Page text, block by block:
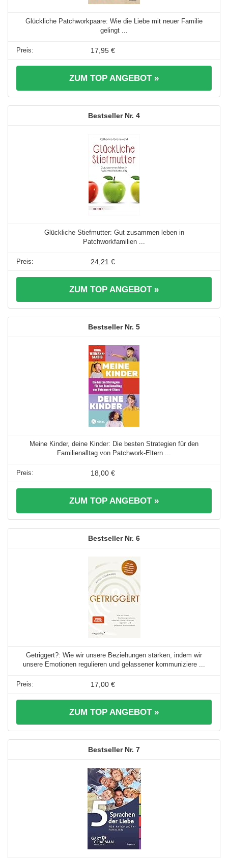
Glückliche Patchworkpaare: Wie die Liebe mit neuer Familie
gelingt ...
17,95 €
ZUM TOP ANGEBOT »
4
Glückliche Stiefmutter: Gut zusammen leben in
Patchworkfamilien ...
24,21 €
ZUM TOP ANGEBOT »
5
Meine Kinder, deine Kinder: Die besten Strategien für den
Familienalltag von Patchwork-Eltern ...
18,00 €
ZUM TOP ANGEBOT »
6
Getriggert?: Wie wir unsere Beziehungen stärken, indem wir
unsere Emotionen regulieren und gelassener kommuniziere ...
17,00 €
ZUM TOP ANGEBOT »
7